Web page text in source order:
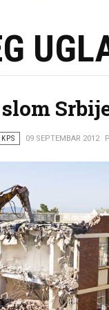
09 SEPTEMBAR 2012